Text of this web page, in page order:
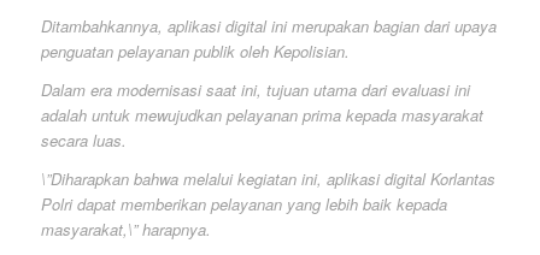
Ditambahkannya, aplikasi digital ini merupakan bagian dari upaya
penguatan pelayanan publik oleh Kepolisian.
Dalam era modernisasi saat ini, tujuan utama dari evaluasi ini
adalah untuk mewujudkan pelayanan prima kepada masyarakat
secara luas.
\”Diharapkan bahwa melalui kegiatan ini, aplikasi digital Korlantas
Polri dapat memberikan pelayanan yang lebih baik kepada
masyarakat,\” harapnya.